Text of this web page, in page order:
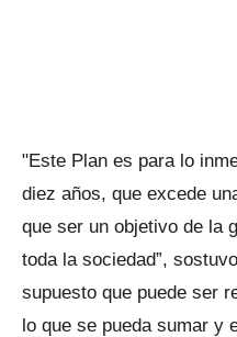
"Este Plan es para lo
diez años, que excede
que ser un objetivo de la
toda la sociedad”,
supuesto que puede ser
lo que se pueda sumar y